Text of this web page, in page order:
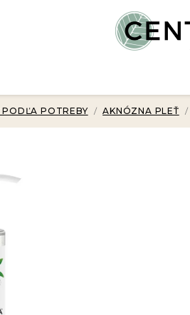
POTREBY / AKNÓZNA PLEŤ /